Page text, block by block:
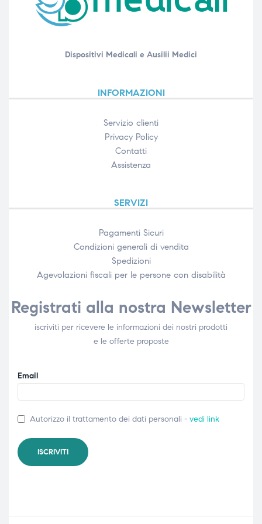
Dispositivi Medicali e Ausilii Medici
INFORMAZIONI
Servizio clienti
Privacy Policy
Contatti
Assistenza
SERVIZI
Pagamenti Sicuri
Condizioni generali di vendita
Spedizioni
Agevolazioni fiscali per le persone con disabilità​
Registrati alla nostra Newsletter
iscriviti per ricevere le informazioni dei nostri prodotti
e le offerte proposte
Email
Autorizzo il trattamento dei dati personali - vedi link